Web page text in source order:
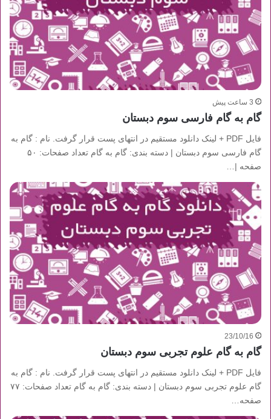
3 ساعت پیش
گام به گام فارسی سوم دبستان
فایل PDF + لینک دانلود مستقیم در انتهای پست قرار گرفت. نام : گام به
گام فارسی سوم دبستان | دسته بندی: گام به گام تعداد صفحات: ۵۰
صفحه |…
23/10/16
گام به گام علوم تجربی سوم دبستان
فایل PDF + لینک دانلود مستقیم در انتهای پست قرار گرفت. نام : گام به
گام علوم تجربی سوم دبستان | دسته بندی: گام به گام تعداد صفحات: ۷۷
صفحه…